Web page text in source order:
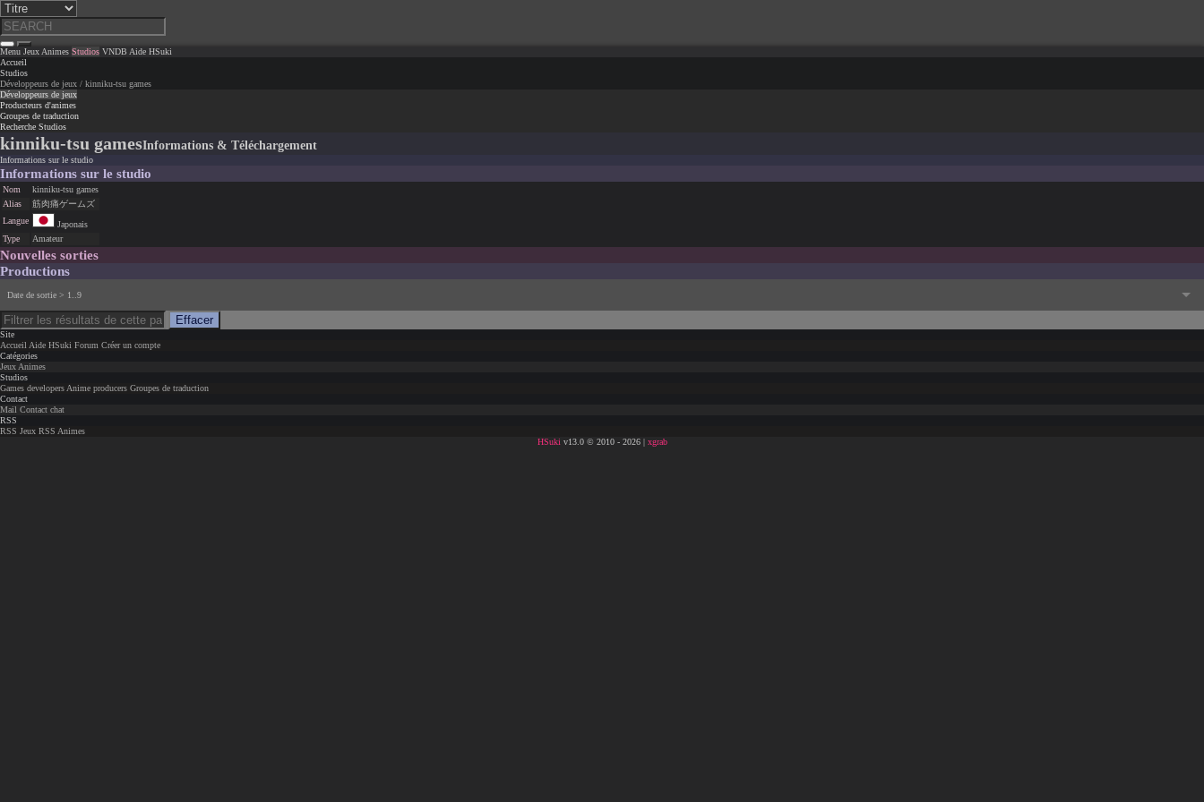
Menu Jeux Animes Studios VNDB Aide HSuki
Accueil
Studios
Développeurs de jeux / kinniku-tsu games
Développeurs de jeux
Producteurs d'animes
Groupes de traduction
Recherche Studios
kinniku-tsu gamesInformations & Téléchargement
Informations sur le studio
Informations sur le studio
Nom
kinniku-tsu games
Alias
筋肉痛ゲームズ
Langue
Japonais
Type
Amateur
Nouvelles sorties
Productions
Date de sortie > 1..9
Effacer
Site
Accueil Aide HSuki Forum Créer un compte
Catégories
Jeux Animes
Studios
Games developers Anime producers Groupes de traduction
Contact
Mail Contact chat
RSS
RSS Jeux RSS Animes
HSuki v13.0 © 2010 - 2026 | xgrab